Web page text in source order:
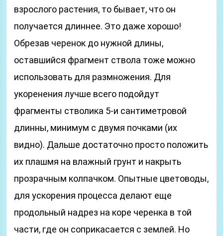
взрослого растения, то бывает, что он
получается длиннее. Это даже хорошо!
Обрезав черенок до нужной длины,
оставшийся фрагмент ствола тоже можно
использовать для размножения. Для
укоренения лучше всего подойдут
фрагменты стволика 5-и сантиметровой
длинны, минимум с двумя почками (их
видно). Дальше достаточно просто положить
их плашмя на влажный грунт и накрыть
прозрачным колпачком. Опытные цветоводы,
для ускорения процесса делают еще
продольный надрез на коре черенка в той
части, где он соприкасается с землей. Но